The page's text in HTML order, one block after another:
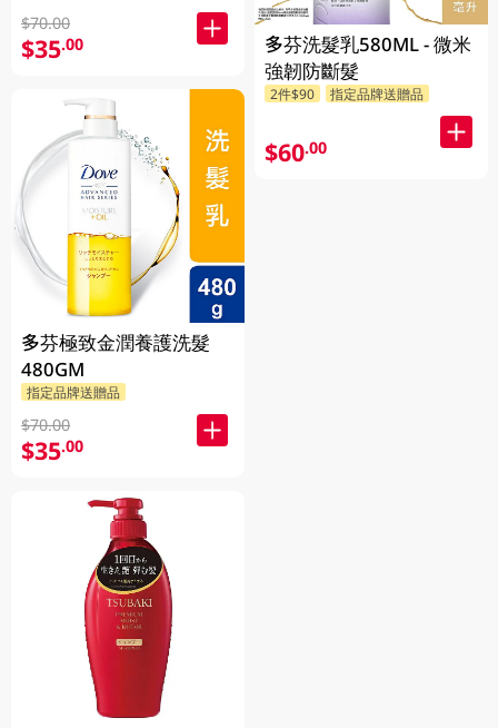
$70.00
$35.00
多芬極致金潤養護洗髮
480GM
指定品牌送贈品
$70.00
$35.00
多芬洗髮乳580ML - 微米
強韌防斷髮
2件$90 指定品牌送贈品
$60.00